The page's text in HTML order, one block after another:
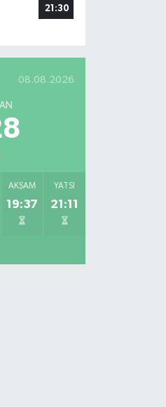
21:30
08.08.2026
AKŞAM
19:37
YATSI
21:11